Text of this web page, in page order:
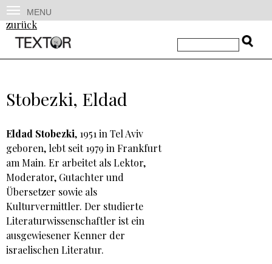
MENU
zurück
Stobezki, Eldad
Eldad Stobezki, 1951 in Tel Aviv
geboren, lebt seit 1979 in Frankfurt
am Main. Er arbeitet als Lektor,
Moderator, Gutachter und
Übersetzer sowie als
Kulturvermittler. Der studierte
Literaturwissenschaftler ist ein
ausgewiesener Kenner der
israelischen Literatur.